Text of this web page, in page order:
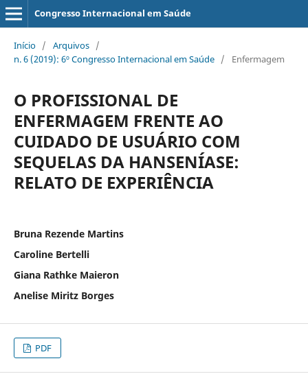
Congresso Internacional em Saúde
Início / Arquivos /
n. 6 (2019): 6º Congresso Internacional em Saúde / Enfermagem
O PROFISSIONAL DE
ENFERMAGEM FRENTE AO
CUIDADO DE USUÁRIO COM
SEQUELAS DA HANSENÍASE:
RELATO DE EXPERIÊNCIA
Bruna Rezende Martins
Caroline Bertelli
Giana Rathke Maieron
Anelise Miritz Borges
PDF